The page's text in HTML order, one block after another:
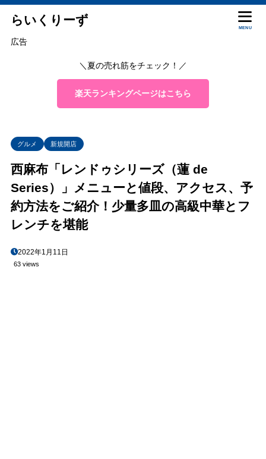
らいくりーず
MENU
広告
＼夏の売れ筋をチェック！／
楽天ランキングページはこちら
グルメ 新規開店
西麻布「レンドゥシリーズ（蓮 de
Series）」メニューと値段、アクセス、予
約方法をご紹介！少量多皿の高級中華とフ
レンチを堪能
2022年1月11日
63 views